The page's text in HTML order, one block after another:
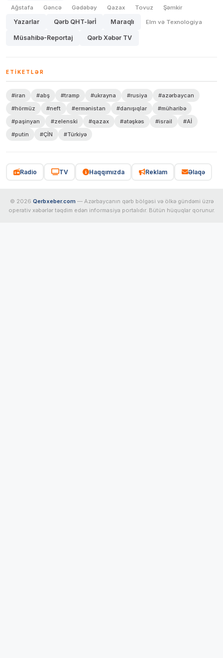
Ağstafa Gəncə Gədəbəy Qazax Tovuz Şəmkir
Yazarlar Qərb QHT-lərİ Maraqlı Elm və Texnologiya
Müsahibə-Reportaj Qərb Xəbər TV
ETIKETLƏR
#iran #abş #tramp #ukrayna #rusiya
#azərbaycan
#hörmüz
#neft #ermənistan #danışıqlar
#müharibə
#paşinyan
#zelenski #qazax #atəşkəs #israil
#Aİ
#putin
#ÇİN #Türkiyə
Radio TV Haqqımızda Reklam Əlaqə
© 2026 Qerbxeber.com — Azərbaycanın qərb bölgəsi və ölkə gündəmi üzrə
operativ xəbərlər təqdim edən informasiya portalıdır. Bütün hüquqlar qorunur.